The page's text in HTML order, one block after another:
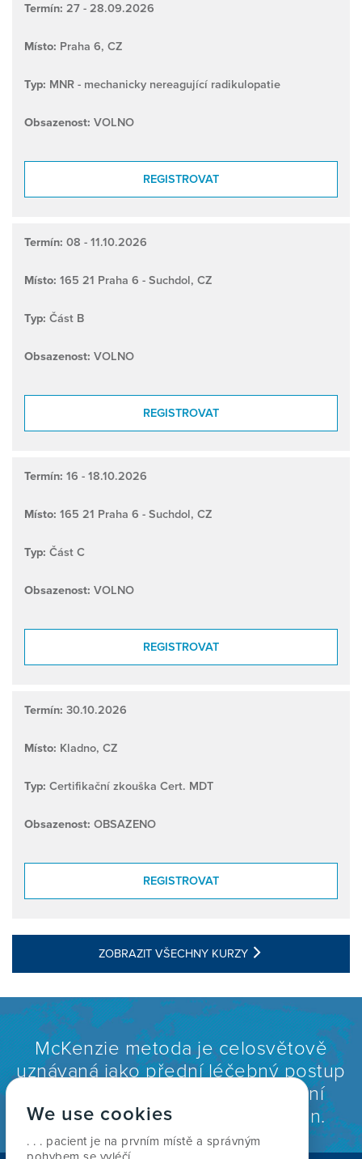
Termín: 27 - 28.09.2026
Místo: Praha 6, CZ
Typ: MNR - mechanicky nereagující radikulopatie
Obsazenost: VOLNO
REGISTROVAT
Termín: 08 - 11.10.2026
Místo: 165 21 Praha 6 - Suchdol, CZ
Typ: Část B
Obsazenost: VOLNO
REGISTROVAT
Termín: 16 - 18.10.2026
Místo: 165 21 Praha 6 - Suchdol, CZ
Typ: Část C
Obsazenost: VOLNO
REGISTROVAT
Termín: 30.10.2026
Místo: Kladno, CZ
Typ: Certifikační zkouška Cert. MDT
Obsazenost: OBSAZENO
REGISTROVAT
ZOBRAZIT VŠECHNY KURZY
McKenzie metoda je celosvětově
uznávaná jako přední léčebný postup
pro léčbu bolestí krční a bederní
páteře a bolestí kloubů končetin.
We use cookies
. . . pacient je na prvním místě a správným